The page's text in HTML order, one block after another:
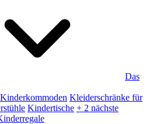
Das
Kinderkommoden Kleiderschränke für
Kindertische + 2 nächste